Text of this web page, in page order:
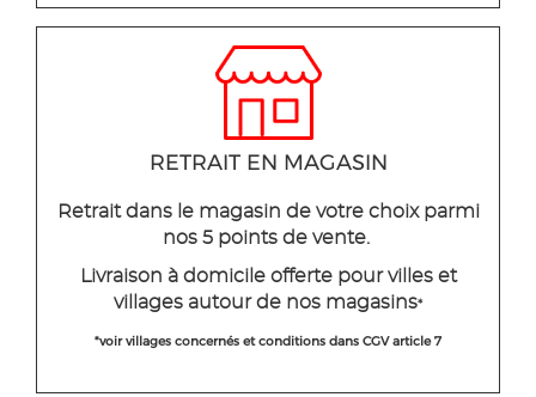
RETRAIT EN MAGASIN
Retrait dans le magasin de votre choix parmi
nos 5 points de vente.
Livraison à domicile offerte pour villes et
villages autour de nos magasins*
*voir villages concernés et conditions dans CGV article 7